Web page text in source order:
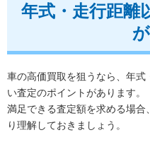
年式・走行距離
車の高価買取を狙うなら、年
い査定のポイントがあります。
満足できる査定額を求める場
り理解しておきましょう。